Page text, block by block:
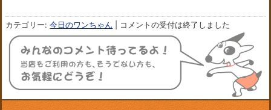
カテゴリー:今日のワンちゃん コメントの受付は終了しました